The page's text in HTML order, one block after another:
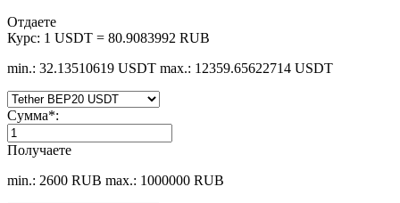
Отдаете
Курс: 1 USDT = 80.9083992 RUB
min.: 32.13510619 USDT max.: 12359.65622714 USDT
Сумма*:
Получаете
min.: 2600 RUB max.: 1000000 RUB